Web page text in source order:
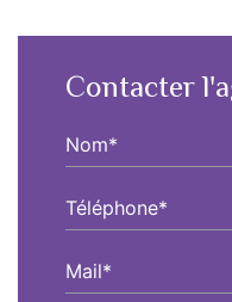
Contacter
Nom*
Téléphone*
Mail*